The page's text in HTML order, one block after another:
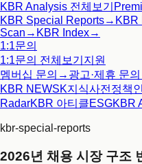
KBR Analysis 전체보기
KBR Special Reports→ KBR
Scan → KBR Index→
1:1문의
1:1문의 전체보기 지원
멤버십 문의 → 광고·제휴 문의
KBR NEWSK지식사전 정책
RadarKBR 아티클ESGKBR
kbr-special-reports
2026년 채용 시장 구조